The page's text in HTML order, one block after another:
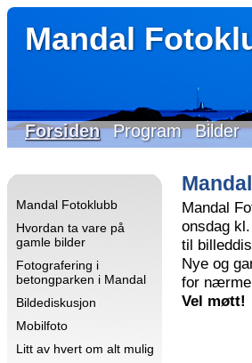
Mandal
Forsiden Program Bilder
Mandal Fotoklubb
Hvordan ta vare på
gamle bilder
Fotografering i
betongparken i Mandal
Bildediskusjon
Mobilfoto
Litt av hvert om alt mulig
Mandal
onsdag
til
Nye og
for
Vel møtt!